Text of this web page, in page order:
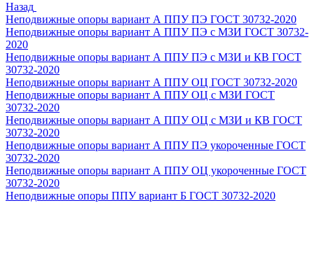
Назад
Неподвижные опоры вариант А ППУ ПЭ ГОСТ 30732-2020
Неподвижные опоры вариант А ППУ ПЭ с МЗИ ГОСТ 30732-
2020
Неподвижные опоры вариант А ППУ ПЭ с МЗИ и КВ ГОСТ
30732-2020
Неподвижные опоры вариант А ППУ ОЦ ГОСТ 30732-2020
Неподвижные опоры вариант А ППУ ОЦ с МЗИ ГОСТ
30732-2020
Неподвижные опоры вариант А ППУ ОЦ с МЗИ и КВ ГОСТ
30732-2020
Неподвижные опоры вариант А ППУ ПЭ укороченные ГОСТ
30732-2020
Неподвижные опоры вариант А ППУ ОЦ укороченные ГОСТ
30732-2020
Неподвижные опоры ППУ вариант Б ГОСТ 30732-2020